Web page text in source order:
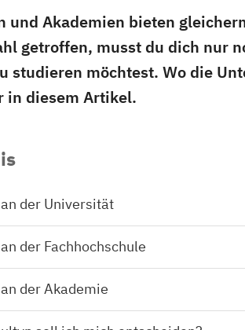
und Akademien bieten
getroffen, musst du dich nur
studieren möchtest. Wo die
in diesem Artikel.
der Universität
der Fachhochschule
der Akademie